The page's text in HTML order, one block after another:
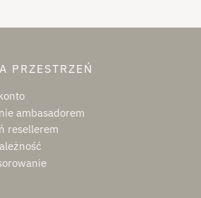
PRZESTRZEŃ
ambasadorem
resellerem